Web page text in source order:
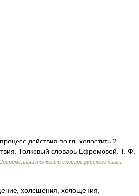
действия по гл. холостить 2.
Толковый словарь Ефремовой. Т. Ф.
толковый словарь русского языка
холощения, холощения,